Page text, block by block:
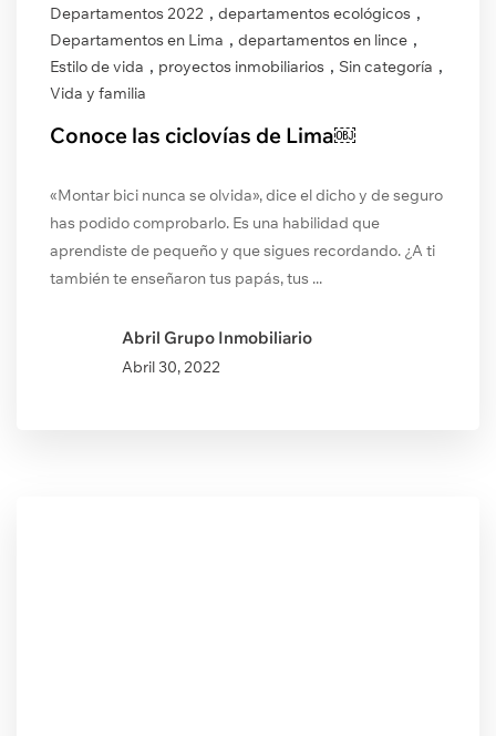
Departamentos 2022 , departamentos ecológicos ,
Departamentos en Lima , departamentos en lince ,
Estilo de vida , proyectos inmobiliarios , Sin categoría ,
Vida y familia
Conoce las ciclovías de Lima￼
«Montar bici nunca se olvida», dice el dicho y de seguro
has podido comprobarlo. Es una habilidad que
aprendiste de pequeño y que sigues recordando. ¿A ti
también te enseñaron tus papás, tus ...
Abril Grupo Inmobiliario
Abril 30, 2022